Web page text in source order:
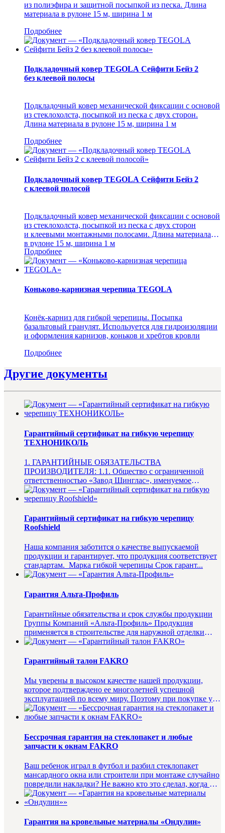
из полиэфира и защитной посыпкой из песка. Длина
материала в рулоне 15 м, ширина 1 м
Подробнее
Подкладочный ковер TEGOLA Сейфити Бейз 2
без клеевой полосы
Подкладочный ковер механической фиксации с основой
из стеклохолста, посыпкой из песка с двух сторон.
Длина материала в рулоне 15 м, ширина 1 м
Подробнее
Подкладочный ковер TEGOLA Сейфити Бейз 2
с клеевой полосой
Подкладочный ковер механической фиксации с основой
из стеклохолста, посыпкой из песка с двух сторон
и клеевыми монтажными полосами. Длина материала
в рулоне 15 м, ширина 1 м
Подробнее
Коньково-карнизная черепица TEGOLA
Конёк-карниз для гибкой черепицы. Посыпка
базальтовый гранулят. Используется для гидроизоляции
и оформления карнизов, коньков и хребтов кровли
Подробнее
Другие документы
Гарантийный сертификат на гибкую черепицу
ТЕХНОНИКОЛЬ
1. ГАРАНТИЙНЫЕ ОБЯЗАТЕЛЬСТВА
ПРОИЗВОДИТЕЛЯ: 1.1. Общество с ограниченной
ответственностью «Завод Шинглас», именуемое
в дальнейшем «Производитель», гаранти...
Гарантийный сертификат на гибкую черепицу
Roofshield
Наша компания заботится о качестве выпускаемой
продукции и гарантирует, что продукция соответствует
стандартам. Марка гибкой черепицы Срок гарант...
Гарантия Альта-Профиль
Гарантийные обязательства и срок службы продукции
Группы Компаний «Альта-Профиль» Продукция
применяется в строительстве для наружной отделки
фасадов жилых зданий, п...
Гарантийный талон FAKRO
Мы уверены в высоком качестве нашей продукции,
которое подтверждено ее многолетней успешной
эксплуатацией по всему миру. Поэтому при покупке у
любого из официальных ...
Бессрочная гарантия на стеклопакет и любые
запчасти к окнам FAKRO
Ваш ребенок играл в футбол и разбил стеклопакет
мансардного окна или строители при монтаже случайно
повредили накладки? Не важно кто это сделал, когда и
как! Стеклоп...
Гарантия на кровельные материалы «Ондулин»